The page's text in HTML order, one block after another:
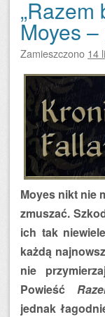
„Razem
Moyes
Zamieszczono 14
Moyes nikt nie
zmuszać.
ich tak
każdą
nie
Powieść
jednak